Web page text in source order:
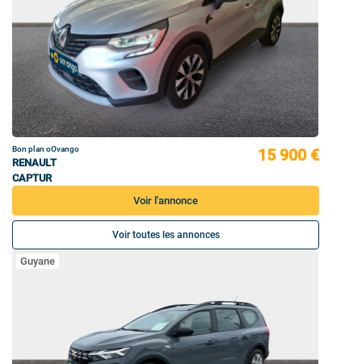
Bon plan oOvango
RENAULT
CAPTUR
15 900 €
Voir l'annonce
Voir toutes les annonces
Guyane